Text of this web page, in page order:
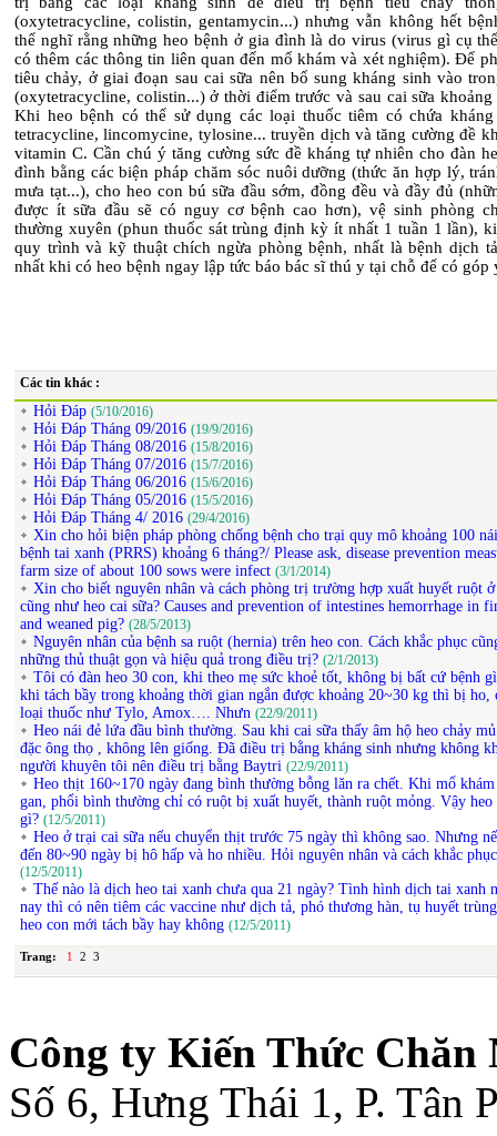
(oxytetracycline, colistin, gentamycin...) nhưng vẫn không hết
thể nghĩ rằng những heo bệnh ở gia đình là do virus (virus gì cụ
có thêm các thông tin liên quan đến mổ khám và xét nghiệm). Để
tiêu chảy, ở giai đoạn sau cai sữa nên bổ sung kháng sinh vào
(oxytetracycline, colistin...) ở thời điểm trước và sau cai sữa khoảng
Khi heo bệnh có thể sử dụng các loại thuốc tiêm có chứa
tetracycline, lincomycine, tylosine... truyền dịch và tăng cường đề
vitamin C. Cần chú ý tăng cường sức đề kháng tự nhiên cho đàn
đình bằng các biện pháp chăm sóc nuôi dưỡng (thức ăn hợp lý,
mưa tạt...), cho heo con bú sữa đầu sớm, đồng đều và đầy đủ
được ít sữa đầu sẽ có nguy cơ bệnh cao hơn), vệ sinh phòng
thường xuyên (phun thuốc sát trùng định kỳ ít nhất 1 tuần 1 lần),
quy trình và kỹ thuật chích ngừa phòng bệnh, nhất là bệnh dịch
nhất khi có heo bệnh ngay lập tức báo bác sĩ thú y tại chỗ để có góp
Các tin khác :
Hỏi Đáp (5/10/2016)
Hỏi Đáp Tháng 09/2016 (19/9/2016)
Hỏi Đáp Tháng 08/2016 (15/8/2016)
Hỏi Đáp Tháng 07/2016 (15/7/2016)
Hỏi Đáp Tháng 06/2016 (15/6/2016)
Hỏi Đáp Tháng 05/2016 (15/5/2016)
Hỏi Đáp Tháng 4/ 2016 (29/4/2016)
Xin cho hỏi biện pháp phòng chống bệnh cho trại quy mô khoảng 100
bệnh tai xanh (PRRS) khoảng 6 tháng?/ Please ask, disease prevention
farm size of about 100 sows were infect (3/1/2014)
Xin cho biết nguyên nhân và cách phòng trị trường hợp xuất huyết ruột
cũng như heo cai sữa? Causes and prevention of intestines hemorrhage in
and weaned pig? (28/5/2013)
Nguyên nhân của bệnh sa ruột (hernia) trên heo con. Cách khắc phục
những thủ thuật gọn và hiệu quả trong điều trị? (2/1/2013)
Tôi có đàn heo 30 con, khi theo mẹ sức khoẻ tốt, không bị bất cứ bệnh
khi tách bầy trong khoảng thời gian ngắn được khoảng 20~30 kg thì bị ho,
loại thuốc như Tylo, Amox…. Nhưn (22/9/2011)
Heo nái đẻ lứa đầu bình thường. Sau khi cai sữa thấy âm hộ heo chảy
đặc ông thọ , không lên giống. Đã điều trị bằng kháng sinh nhưng không
người khuyên tôi nên điều trị bằng Baytri (22/9/2011)
Heo thịt 160~170 ngày đang bình thường bỗng lăn ra chết. Khi mổ
gan, phổi bình thường chỉ có ruột bị xuất huyết, thành ruột mỏng. Vậy heo
gì? (12/5/2011)
Heo ở trại cai sữa nếu chuyển thịt trước 75 ngày thì không sao. Nhưng
đến 80~90 ngày bị hô hấp và ho nhiều. Hỏi nguyên nhân và cách khắc
(12/5/2011)
Thế nào là dịch heo tai xanh chưa qua 21 ngày? Tình hình dịch tai xanh
nay thì có nên tiêm các vaccine như dịch tả, phó thương hàn, tụ huyết
heo con mới tách bầy hay không (12/5/2011)
Trang: 1 2 3
Công ty Kiến Thức Chăn
Số 6, Hưng Thái 1, P. Tân